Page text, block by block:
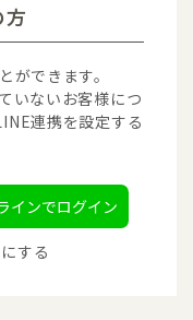
ができます。
いないお客様につ
連携を設定する
インでログイン
する